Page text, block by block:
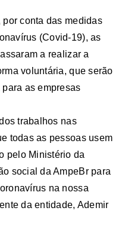
conta das medidas
(Covid-19), as
a realizar a
voluntária, que serão
as empresas
trabalhos nas
todas as pessoas usem
pelo Ministério da
social da AmpeBr para
na nossa
da entidade, Ademir